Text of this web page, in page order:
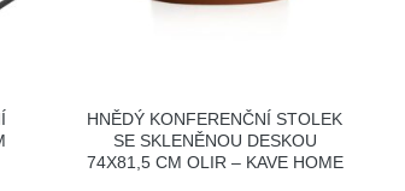
HNĚDÝ KONFERENČNÍ STOLEK
SE SKLENĚNOU DESKOU
74X81,5 CM OLIR – KAVE HOME